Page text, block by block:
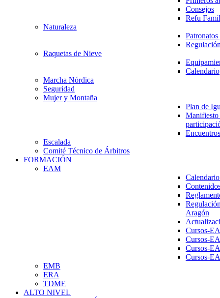
Consejos
Refu
Naturaleza
Raquetas de Nieve
Calendario
Marcha Nórdica
Seguridad
Mujer y Montaña
Plan de
Escalada
Comité Técnico de Árbitros
FORMACIÓN
EAM
Aragón
Cursos-
Cursos-
Cursos-
Cursos-
EMB
ERA
TDME
ALTO NIVEL